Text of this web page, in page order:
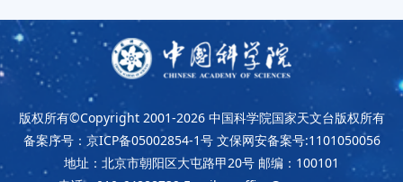
版权所有©Copyright 2001-2026 中国科学院国家天文台版权所有
备案序号：京ICP备05002854-1号 文保网安备案号:1101050056
地址：北京市朝阳区大屯路甲20号 邮编：100101